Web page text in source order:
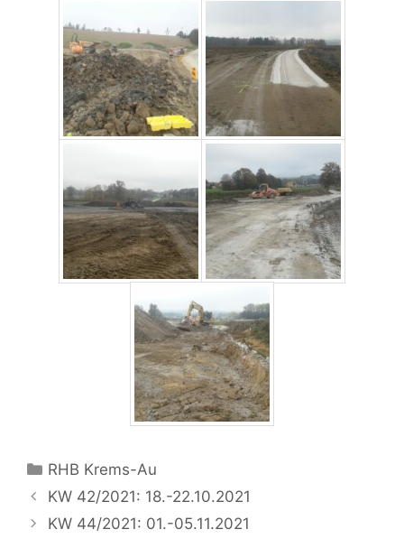
Kategorien
RHB Krems-Au
KW 42/2021: 18.-22.10.2021
KW 44/2021: 01.-05.11.2021